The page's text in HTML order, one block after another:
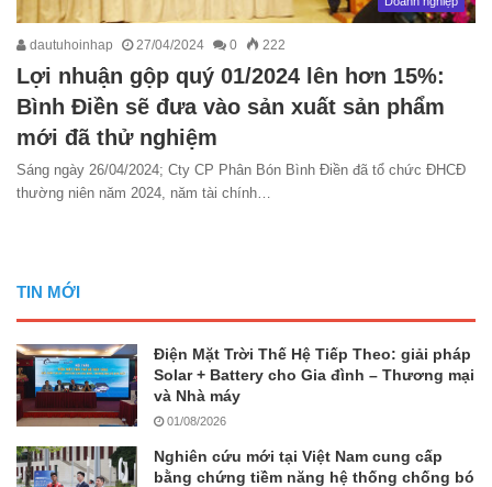
dautuhoinhap 27/04/2024 0 222
Lợi nhuận gộp quý 01/2024 lên hơn 15%:
Bình Điền sẽ đưa vào sản xuất sản phẩm
mới đã thử nghiệm
Sáng ngày 26/04/2024; Cty CP Phân Bón Bình Điền đã tổ chức ĐHCĐ
thường niên năm 2024, năm tài chính…
TIN MỚI
Điện Mặt Trời Thế Hệ Tiếp Theo: giải pháp
Solar + Battery cho Gia đình – Thương mại
và Nhà máy
01/08/2026
Nghiên cứu mới tại Việt Nam cung cấp
bằng chứng tiềm năng hệ thống chống bó